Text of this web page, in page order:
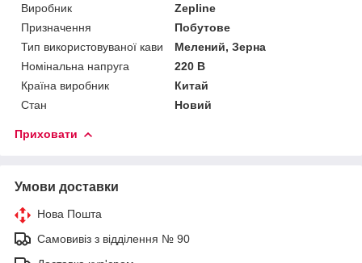
Виробник
Zepline
Призначення
Побутове
Тип використовуваної кави
Мелений, Зерна
Номінальна напруга
220 В
Країна виробник
Китай
Стан
Новий
Приховати
Умови доставки
Нова Пошта
Самовивіз з відділення № 90